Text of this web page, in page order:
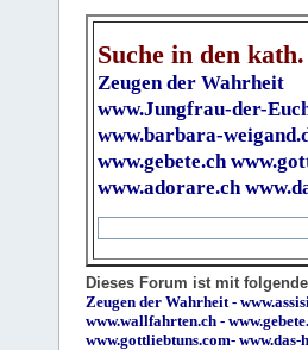
Suche in den
Zeugen der Wahrheit
www.Jungfrau-der-
www.barbara-
www.gebete.ch
www.adorare.ch
Dieses Forum ist mit
Zeugen der Wahrheit -
www.wallfahrten.ch -
www.gottliebtuns.com- www.das-